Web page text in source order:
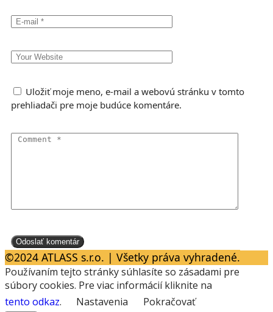
Uložiť moje meno, e-mail a webovú stránku v tomto
prehliadači pre moje budúce komentáre.
©2024 ATLASS s.r.o. | Všetky práva vyhradené.
Používaním tejto stránky súhlasíte so zásadami pre
súbory cookies. Pre viac informácií kliknite na
tento odkaz. Nastavenia Pokračovať